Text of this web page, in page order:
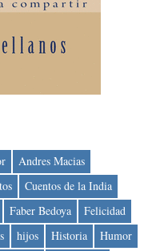
Andres Macias
Cuentos de la India
Faber Bedoya
Felicidad
hijos Historia
Humor